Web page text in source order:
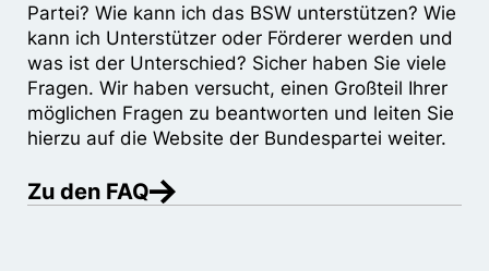
Partei? Wie kann ich das BSW unterstützen? Wie
kann ich Unterstützer oder Förderer werden und
was ist der Unterschied? Sicher haben Sie viele
Fragen. Wir haben versucht, einen Großteil Ihrer
möglichen Fragen zu beantworten und leiten Sie
hierzu auf die Website der Bundespartei weiter.
Zu den FAQ